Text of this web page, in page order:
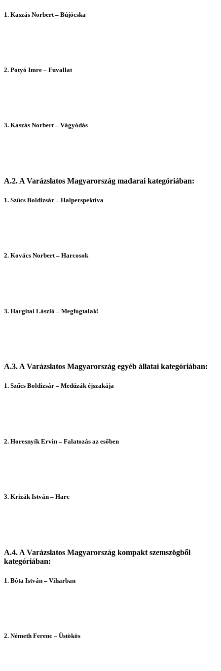
1. Kaszás Norbert – Bújócska
2. Potyó Imre – Fuvallat
3. Kaszás Norbert – Vágyódás
A.2. A Varázslatos Magyarország madarai kategóriában:
1. Szűcs Boldizsár – Halperspektíva
2. Kovács Norbert – Harcosok
3. Hargitai László – Megfogtalak!
A.3. A Varázslatos Magyarország egyéb állatai kategóriában:
1. Szűcs Boldizsár – Medúzák éjszakája
2. Horesnyík Ervin – Falatozás az esőben
3. Krizák István – Harc
A.4. A Varázslatos Magyarország kompakt szemszögből
kategóriában:
1. Bóta István – Viharban
2. Németh Ferenc – Üstökös